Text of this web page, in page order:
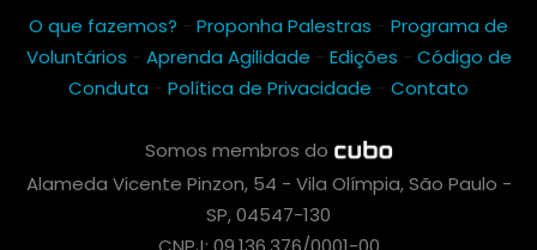
O que fazemos? - Proponha Palestras - Programa de
Voluntários - Aprenda Agilidade - Edições - Código de
Conduta - Política de Privacidade - Contato
Somos membros do
Alameda Vicente Pinzon, 54 - Vila Olímpia, São Paulo -
SP, 04547-130